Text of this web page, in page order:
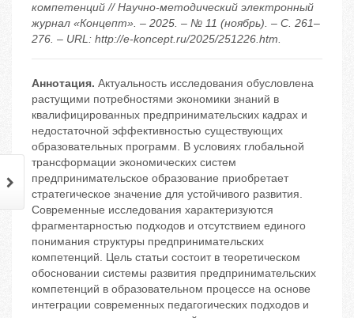
компетенций // Научно-методический электронный
журнал «Концепт». – 2025. – № 11 (ноябрь). – С. 261–
276. – URL: http://e-koncept.ru/2025/251226.htm.
Аннотация. Актуальность исследования обусловлена
растущими потребностями экономики знаний в
квалифицированных предпринимательских кадрах и
недостаточной эффективностью существующих
образовательных программ. В условиях глобальной
трансформации экономических систем
предпринимательское образование приобретает
стратегическое значение для устойчивого развития.
Современные исследования характеризуются
фрагментарностью подходов и отсутствием единого
понимания структуры предпринимательских
компетенций. Цель статьи состоит в теоретическом
обосновании системы развития предпринимательских
компетенций в образовательном процессе на основе
интеграции современных педагогических подходов и